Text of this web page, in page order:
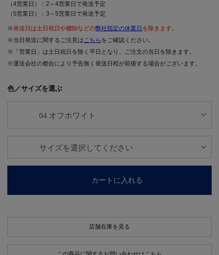
（4営業日）：2～4営業日で発送予定
（5営業日）：3～5営業日で発送予定
※発送日は土日祝日や棚卸などの弊社指定の休業日 を除きます。
※当日発送に関するご注意はこちら をご確認ください。
※「営業日」は土日祝日を除く平日となり、ご注文の当日を除きます。
※運送会社の都合により予告無く発送日程が前後する場合がございます。
色／サイズを選ぶ
カートに入れる
店舗在庫を見る